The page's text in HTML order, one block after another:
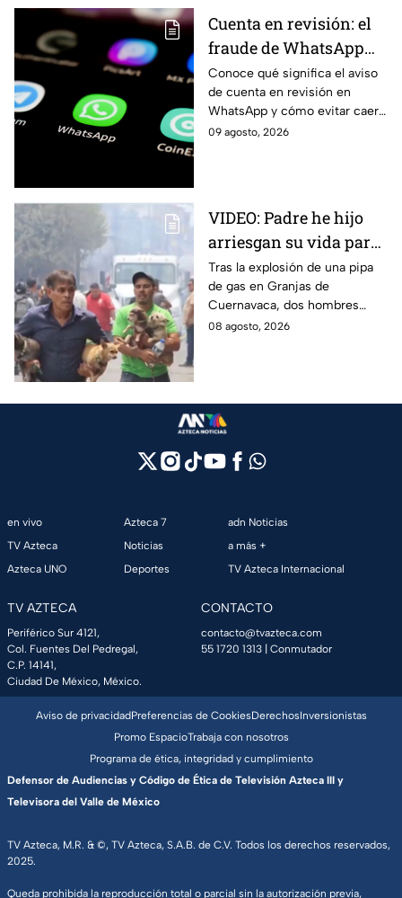
Cuenta en revisión: el
fraude de WhatsApp
que pone en alerta a
autoridades de Jalisco;
así funciona
Conoce qué significa el aviso
de cuenta en revisión en
WhatsApp y cómo evitar caer
en estafas tras la alerta emitida
09 agosto, 2026
VIDEO: Padre he hijo
arriesgan su vida para
rescatar a sus perritos
tras la explosión de
pipa de gas en
Cuernavaca
Tras la explosión de una pipa
de gas en Granjas de
Cuernavaca, dos hombres
arriesgaron su vida para volver
08 agosto, 2026
en vivo
TV Azteca
Azteca UNO
Azteca 7
Noticias
Deportes
adn Noticias
a más +
TV Azteca Internacional
TV AZTECA
Periférico Sur 4121,
Col. Fuentes Del Pedregal,
C.P. 14141,
Ciudad De México, México.
CONTACTO
contacto@tvazteca.com
55 1720 1313 | Conmutador
TV Azteca, M.R. & ©, TV Azteca, S.A.B. de C.V. Todos los derechos reservados,
2025.
Queda prohibida la reproducción total o parcial sin la autorización previa,
Aviso de privacidadPreferencias de CookiesDerechosInversionistas
Promo EspacioTrabaja con nosotros
Programa de ética, integridad y cumplimiento
Defensor de Audiencias y Código de Ética de Televisión Azteca III y
Televisora del Valle de México